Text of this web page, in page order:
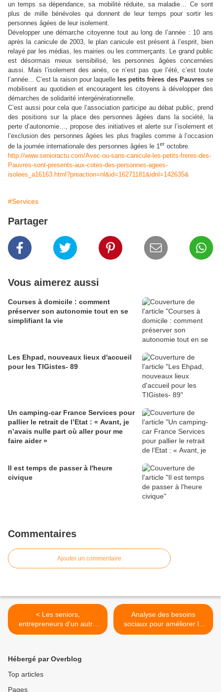
un temps sa dépendance, sa mobilité réduite, sa maladie… Ce sont
plus de mille bénévoles qui donnent de leur temps pour sortir les
personnes âgées de leur isolement.
Développer une démarche citoyenne tout au long de l’année : 10 ans
après la canicule de 2003, le plan canicule est présent à l’esprit, bien
relayé par les médias, les mairies ou les commerçants. Le grand public
est désormais mieux sensibilisé, les personnes âgées concernées
aussi. Mais l’isolement des ainés, ce n’est pas que l’été, c’est toute
l’année... C’est la raison pour laquelle les petits frères des Pauvresse
mobilisent au quotidien et encouragent les citoyens à développer des
démarches de solidarité intergénérationnelle.
C’est aussi pour cela que l’association participe au débat public, prend
des positions sur la place des personnes âgées dans la société, la
perte d’autonomie…, propose des initiatives et alerte sur l’isolement et
l’exclusion des personnes âgées les plus fragiles comme à l’occasion
de la journée internationale des personnes âgées le 1er octobre.
http://www.senioractu.com/Avec-ou-sans-canicule-les-petits-freres-des-
Pauvres-sont-presents-aux-cotes-des-personnes-agees-
isolees_a16163.html?preaction=nl&id=16271181&idnl=142635&
#Services
Partager
Vous aimerez aussi
Courses à domicile : comment
préserver son autonomie tout en se
simplifiant la vie
Les Ehpad, nouveaux lieux d'accueil
pour les TIGistes- 89
Un camping-car France Services pour
pallier le retrait de l’Etat : « Avant, je
n’avais nulle part où aller pour me
faire aider »
Il est temps de passer à l'heure
civique
Commentaires
Ajouter un commentaire
< Les seniors,
entrepreneurs d'un autre
type
Analyse des besoins
sociaux pour améliorer la
politique vis-à-vis des
Hébergé par Overblog
Top articles
Pages